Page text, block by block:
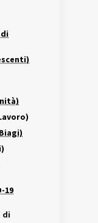
19
di